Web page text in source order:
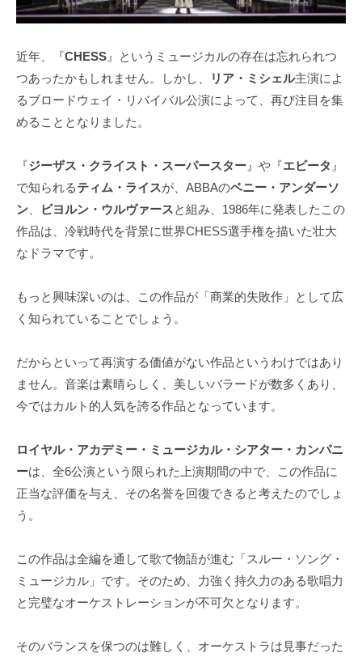
近年、『CHESS』というミュージカルの存在は忘れられつ
つあったかもしれません。しかし、
リア・ミシェル主演によ
るブロードウェイ・リバイバル公演によって、再び注目を集
めることとなりました。
『ジーザス・クライスト・スーパースター』や『エビータ 』
で知られるティム・ライスが、ABBAのベニー・アンダーソ
ン、 ビヨルン・ウルヴァースと組み、1986年に発表したこの
作品は、冷戦時代を背景に世界CHESS選手権を描いた壮大
なドラマです。
もっと興味深いのは、この作品が「商業的失敗作」として広
く知られていることでしょう。
だからといって再演する価値がない作品というわけではあり
ません。音楽は素晴らしく、美しいバラードが数多くあり、
今ではカルト的人気を誇る作品となっています。
ロイヤル・アカデミー・ミュージカル・シアター・カンパニ
ーは、全6公演という限られた上演期間の中で、この作品に
正当な評価を与え、その名誉を回復できると考えたのでしょ
う。
この作品は全編を通して歌で物語が進む「スルー・ソング・
ミュージカル」です。そのため、力強く持久力のある歌唱力
と完璧なオーケストレーションが不可欠となります。
そのバランスを保つのは難しく、オーケストラは見事だった